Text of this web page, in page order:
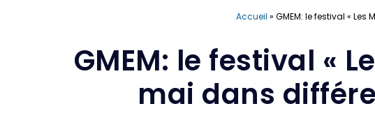
Accueil » GMEM: le festival «
GMEM: le festival «
mai dans